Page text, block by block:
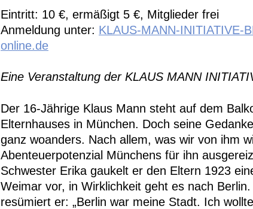
Eintritt: 10 €, ermäßigt 5 €, Mitglieder frei
Anmeldung unter: KLAUS-MANN-INITIATIVE-
online.de
Eine Veranstaltung der KLAUS MANN
Der 16-Jährige Klaus Mann steht auf dem
Elternhauses in München. Doch seine
ganz woanders. Nach allem, was wir von ihm
Abenteuerpotenzial Münchens für ihn
Schwester Erika gaukelt er den Eltern 1923
Weimar vor, in Wirklichkeit geht es nach
resümiert er: „Berlin war meine Stadt. Ich